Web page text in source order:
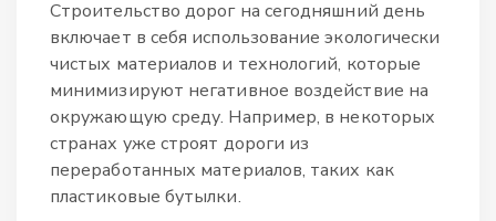
Строительство дорог на сегодняшний день
включает в себя использование экологически
чистых материалов и технологий, которые
минимизируют негативное воздействие на
окружающую среду. Например, в некоторых
странах уже строят дороги из
переработанных материалов, таких как
пластиковые бутылки.